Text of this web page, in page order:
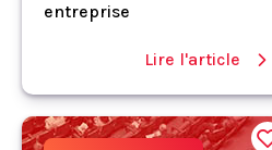
entreprise
Lire l'article